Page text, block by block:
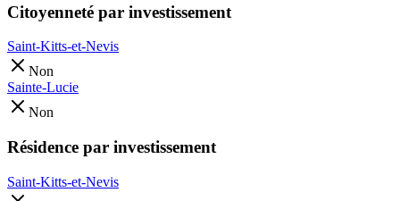
Citoyenneté par investissement
Saint-Kitts-et-Nevis
Non
Sainte-Lucie
Non
Résidence par investissement
Saint-Kitts-et-Nevis